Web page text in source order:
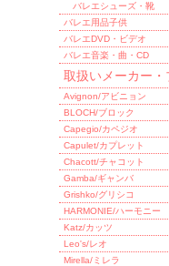
バレエシューズ・靴
バレエ用品子供
バレエDVD・ビデオ
バレエ音楽・曲・CD
取扱いメーカー・
Avignon/アビニョン
BLOCH/ブロック
Capegio/カペジオ
Capulet/カプレット
Chacott/チャコット
Gamba/ギャンバ
Grishko/グリシコ
HARMONIE/ハーモニー
Katz/カッツ
Leo's/レオ
Mirella/ミレラ